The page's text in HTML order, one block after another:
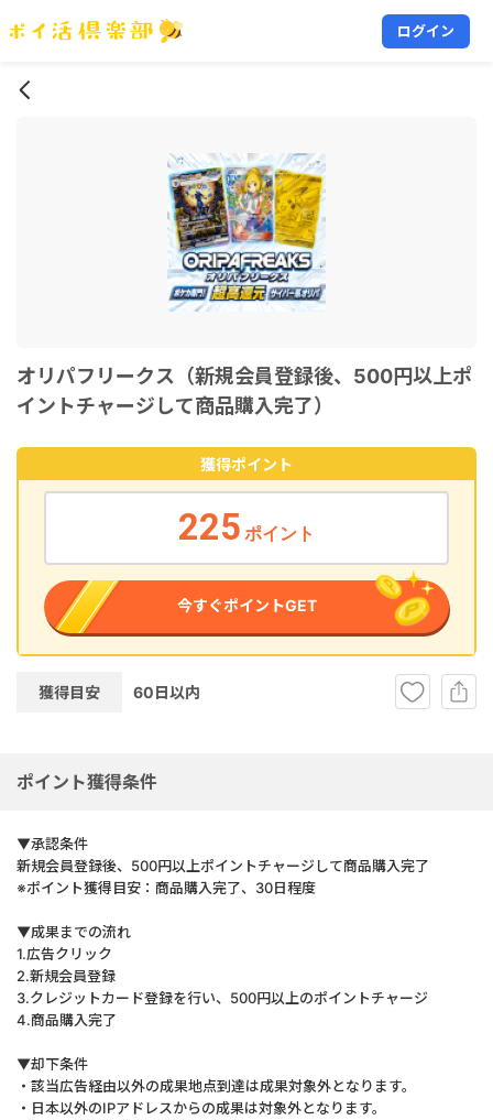
ログイン
オリパフリークス（新規会員登録後、500円以上ポ
イントチャージして商品購入完了）
獲得ポイント
225 ポイント
今すぐポイントGET
獲得目安 60日以内
ポイント獲得条件
▼承認条件
新規会員登録後、500円以上ポイントチャージして商品購入完了
※ポイント獲得目安：商品購入完了、30日程度
▼成果までの流れ
1.広告クリック
2.新規会員登録
3.クレジットカード登録を行い、500円以上のポイントチャージ
4.商品購入完了
▼却下条件
・該当広告経由以外の成果地点到達は成果対象外となります。
・日本以外のIPアドレスからの成果は対象外となります。